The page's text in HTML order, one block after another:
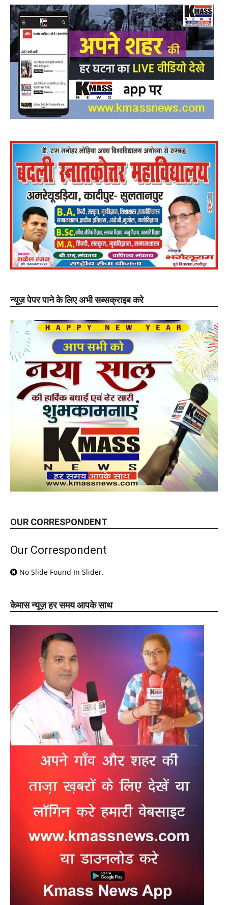
न्यूज़ पेपर पाने के लिए अभी सब्सक्राइब करे
OUR CORRESPONDENT
Our Correspondent
No Slide Found In Slider.
केमास न्यूज़ हर समय आपके साथ